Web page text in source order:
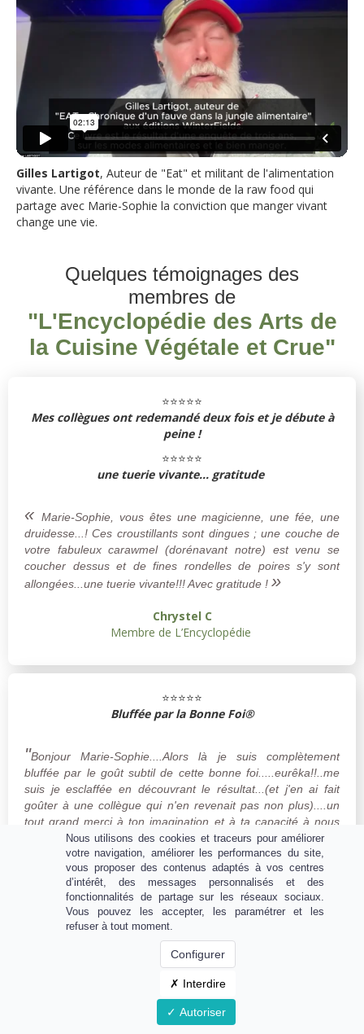
Gilles Lartigot, Auteur de "Eat" et militant de l'alimentation
vivante. Une référence dans le monde de la raw food qui
partage avec Marie-Sophie la conviction que manger vivant
change une vie.
Quelques témoignages des
membres de
"L'Encyclopédie des Arts de
la Cuisine Végétale et Crue"
⭐⭐⭐⭐⭐
Mes collègues ont redemandé deux fois et je débute à
peine !
⭐⭐⭐⭐⭐
une tuerie vivante... gratitude
« Marie-Sophie, vous êtes une magicienne, une fée, une
druidesse...! Ces croustillants sont dingues ; une couche de
votre fabuleux carawmel (dorénavant notre) est venu se
coucher dessus et de fines rondelles de poires s'y sont
allongées...une tuerie vivante!!! Avec gratitude ! »
Chrystel C
Membre de L’Encyclopédie
⭐⭐⭐⭐⭐
Bluffée par la Bonne Foi®
"Bonjour Marie-Sophie....Alors là je suis complètement
bluffée par le goût subtil de cette bonne foi.....eurêka!!..me
suis je esclaffée en découvrant le résultat...(et j'en ai fait
goûter à une collègue qui n'en revenait pas non plus)....un
tout grand merci à ton imagination et à ta capacité à nous
ravir les papilles et le cœur avec tant de simplicité ....En fait
le génie dans la bouteille c'est toi !?»
Sabah B
Membre de l'Encyclopédie
⭐⭐⭐⭐⭐
Une émotion immédiate,
dès les premières minutes
Waouh! Quelle émotion d'être là avec vous et tout le
Nous utilisons des cookies et traceurs pour améliorer
votre navigation, améliorer les performances du site,
vous proposer des contenus adaptés à vos centres
d’intérêt, des messages personnalisés et des
fonctionnalités de partage sur les réseaux sociaux.
Vous pouvez les accepter, les paramétrer et les
refuser à tout moment.
Configurer
Interdire
Autoriser